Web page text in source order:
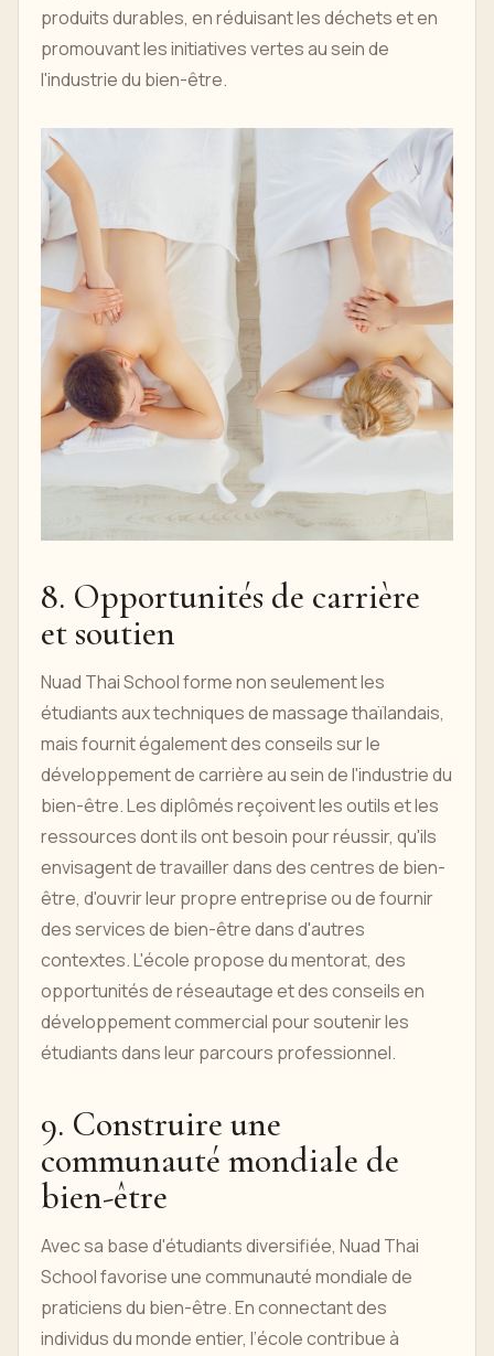
produits durables, en réduisant les déchets et en
promouvant les initiatives vertes au sein de
l'industrie du bien-être.
8. Opportunités de carrière
et soutien
Nuad Thai School forme non seulement les
étudiants aux techniques de massage thaïlandais,
mais fournit également des conseils sur le
développement de carrière au sein de l'industrie du
bien-être. Les diplômés reçoivent les outils et les
ressources dont ils ont besoin pour réussir, qu'ils
envisagent de travailler dans des centres de bien-
être, d'ouvrir leur propre entreprise ou de fournir
des services de bien-être dans d'autres
contextes. L'école propose du mentorat, des
opportunités de réseautage et des conseils en
développement commercial pour soutenir les
étudiants dans leur parcours professionnel.
9. Construire une
communauté mondiale de
bien-être
Avec sa base d'étudiants diversifiée, Nuad Thai
School favorise une communauté mondiale de
praticiens du bien-être. En connectant des
individus du monde entier, l’école contribue à